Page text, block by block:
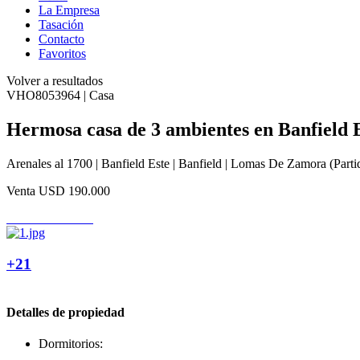
La Empresa
Tasación
Contacto
Favoritos
Volver a resultados
VHO8053964 | Casa
Hermosa casa de 3 ambientes en Banfield
Arenales al 1700 | Banfield Este | Banfield | Lomas De Zamora
Venta USD 190.000
+21
Detalles de propiedad
Dormitorios: